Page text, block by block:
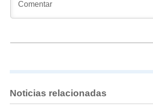
Noticias relacionadas